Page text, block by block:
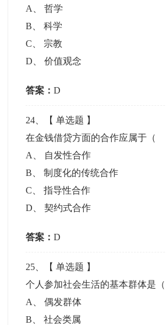
A
、哲学
B 、科学
C
宗教
D 、价值观念
答案：D
24 、【单选题 】
在金钱借贷方面的合作应属于（
A
自发性合作
B 、制度化的传统合作
C 、指导性合作
D 、契约式合作
答案：D
25 、【单选题 】
个人参加社会生活的基本群体是
A
、偶发群体
B 、社会类属